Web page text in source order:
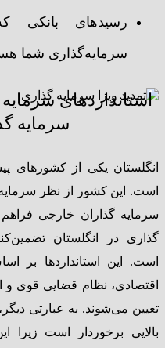
رسیدهای بانکی
سرمایه‌گذاری شما
استانداردهای
سرمایه
انگلستان یکی از کشورهای
است. این کشور از نظر
سرمایه گذاران خارجی
گذاری در انگلستان
است. این استانداردها بر
اقتصادی، نظام قضایی قوی و
تعیین می‌شوند. به عبارتی
بالایی برخوردار است